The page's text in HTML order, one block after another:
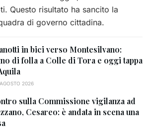
Questo risultato ha sancito la
di governo cittadina.
in bici verso Montesilvano:
di folla a Colle di Tora e oggi tappa
2026
sulla Commissione vigilanza ad
Cesareo: è andata in scena una